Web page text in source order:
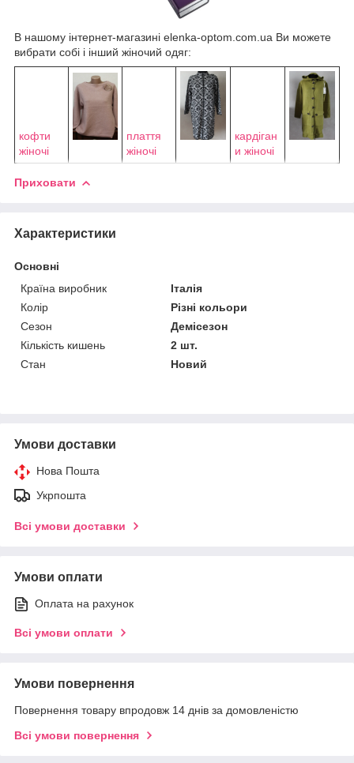
В нашому інтернет-магазині elenka-optom.com.ua Ви можете
вибрати собі і інший жіночий одяг:
кофти
жіночі
плаття
жіночі
кардіган
и жіночі
Приховати
Характеристики
Основні
Країна виробник
Італія
Колір
Різні кольори
Сезон
Демісезон
Кількість кишень
2 шт.
Стан
Новий
Умови доставки
Нова Пошта
Укрпошта
Всі умови доставки
Умови оплати
Оплата на рахунок
Всі умови оплати
Умови повернення
Повернення товару впродовж 14 днів за домовленістю
Всі умови повернення